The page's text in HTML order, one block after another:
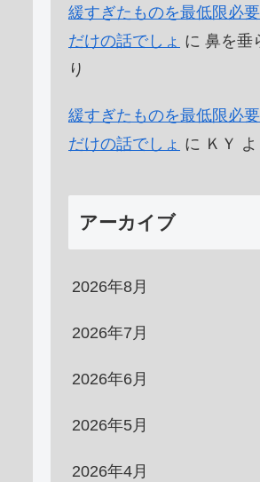
緩すぎたものを最低限必
だけの話でしょ に 鼻を垂
り
緩すぎたものを最低限必
だけの話でしょ に ＫＹ よ
アーカイブ
2026年8月
2026年7月
2026年6月
2026年5月
2026年4月